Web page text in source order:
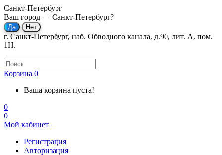
Санкт-Петербург
Ваш город — Санкт-Петербург?
г. Санкт-Петербург, наб. Обводного канала, д.90, лит. А, пом.
1Н.
Корзина 0
Ваша корзина пуста!
0
0
Мой кабинет
Регистрация
Авторизация